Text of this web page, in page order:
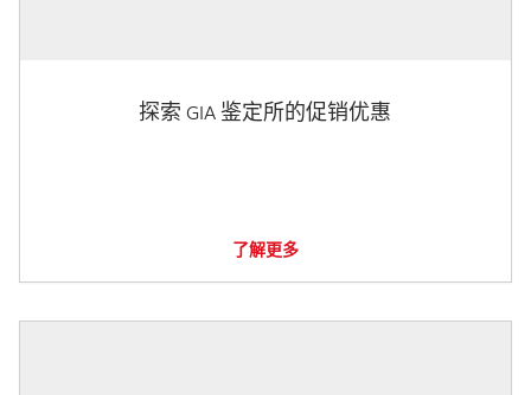
探索 GIA 鉴定所的促销优惠
了解更多